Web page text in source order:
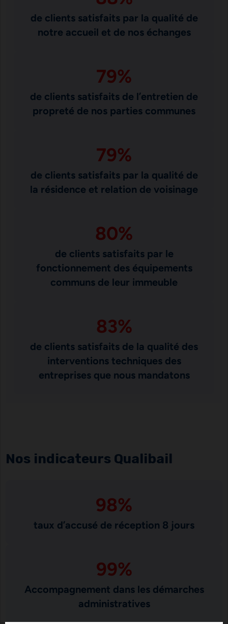
de clients satisfaits par la qualité de
notre accueil et de nos échanges
79%
de clients satisfaits de l’entretien de
propreté de nos parties communes
79%
de clients satisfaits par la qualité de
la résidence et relation de voisinage
80%
de clients satisfaits par le
fonctionnement des équipements
communs de leur immeuble
83%
de clients satisfaits de la qualité des
interventions techniques des
entreprises que nous mandatons
Nos indicateurs Qualibail
98%
taux d’accusé de réception 8 jours
99%
Accompagnement dans les démarches
administratives